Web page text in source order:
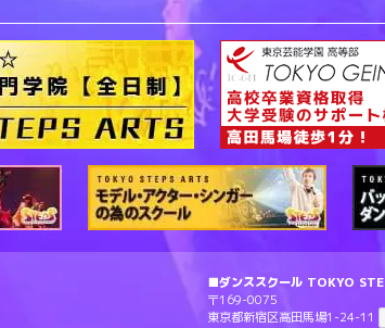
■ダンススクール TOKYO
〒169-0075
東京都新宿区高田馬場1-24-11